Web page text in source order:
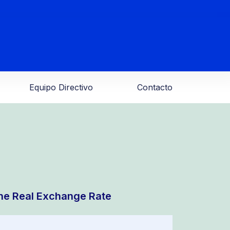
Equipo Directivo Contacto
Real Exchange Rate